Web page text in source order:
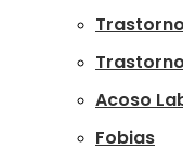
Acoso
Fobias